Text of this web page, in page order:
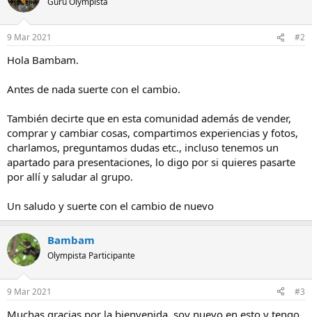
9 Mar 2021 #2
Hola Bambam.
Antes de nada suerte con el cambio.
También decirte que en esta comunidad además de vender,
comprar y cambiar cosas, compartimos experiencias y fotos,
charlamos, preguntamos dudas etc., incluso tenemos un
apartado para presentaciones, lo digo por si quieres pasarte
por allí y saludar al grupo.
Un saludo y suerte con el cambio de nuevo
Bambam
Olympista Participante
9 Mar 2021 #3
Muchas gracias por la bienvenida, soy nuevo en esto y tengo